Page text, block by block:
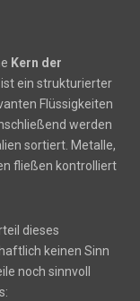
Kern der
ist ein strukturierter
Flüssigkeiten
werden
sortiert. Metalle,
fließen kontrolliert
dieses
keinen Sinn
noch sinnvoll